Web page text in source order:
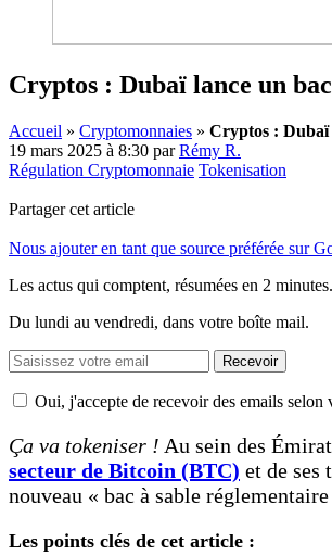
Cryptos : Dubaï lance un
Accueil » Cryptomonnaies » Cryptos : Dubaï
19 mars 2025 à 8:30 parRémy R.
Régulation Cryptomonnaie Tokenisation
Partager cet article
Nous ajouter en tant que source préférée sur
Les actus qui comptent, résumées en 2 minutes.
Du lundi au vendredi, dans votre boîte mail.
Recevoir
Oui, j'accepte de recevoir des emails selon
Ça va tokeniser ! Au sein des
secteur de Bitcoin (BTC) et de ses
nouveau « bac à sable
Les points clés de cet article :